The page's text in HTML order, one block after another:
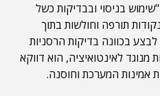
בניסוי ובבדיקות כשל
תורפה וחולשות בתוך
בכוונה בדיקות הרסניות
לאינטואיציה, הוא דווקא
אמינות המערכת וחוסנה.